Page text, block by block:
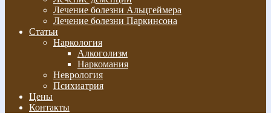
Лечение болезни Альцгеймера
Лечение болезни Паркинсона
Статьи
Наркология
Алкоголизм
Наркомания
Неврология
Психиатрия
Цены
Контакты